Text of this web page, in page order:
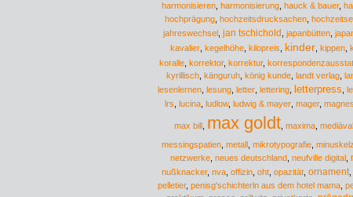
harmonisieren harmonisierung hauck & bauer,
hochprägung hochzeitsdrucksachen
jahreswechsel, jan tschichold japanbütten,
kavalier, kegelhöhe, kilopreis kinder, kippen,
koralle, korrektor, korrektur,
kyrillisch känguruh könig kunde landt verlag
lesenlernen, lesung, letter, lettering, letterpress
lrs lucina ludlow, ludwig & mayer mager,
max bill max goldt maxima
messingspatien metall mikrotypografie
netzwerke neues deutschland neufville digital
nußknacker, nva, offizin, oht, opazität, ornament,
pelletier, penisg'schichterln aus dem hotel mama,